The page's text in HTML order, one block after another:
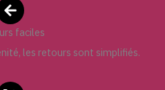
faciles
les retours sont simplifiés.